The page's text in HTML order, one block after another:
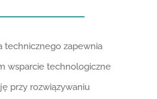
technicznego zapewnia
wsparcie technologiczne
przy rozwiązywaniu